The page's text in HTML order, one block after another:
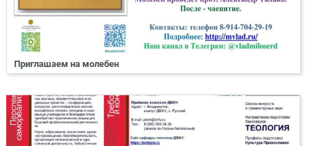
Приглашаем на молебен